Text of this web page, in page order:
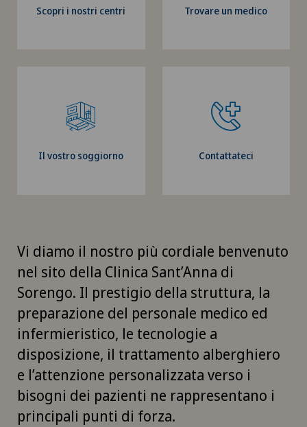
Scopri i nostri centri Trovare un medico
Il vostro soggiorno Contattateci
Vi diamo il nostro più cordiale benvenuto
nel sito della Clinica Sant’Anna di
Sorengo. Il prestigio della struttura, la
preparazione del personale medico ed
infermieristico, le tecnologie a
disposizione, il trattamento alberghiero
e l’attenzione personalizzata verso i
bisogni dei pazienti ne rappresentano i
principali punti di forza.